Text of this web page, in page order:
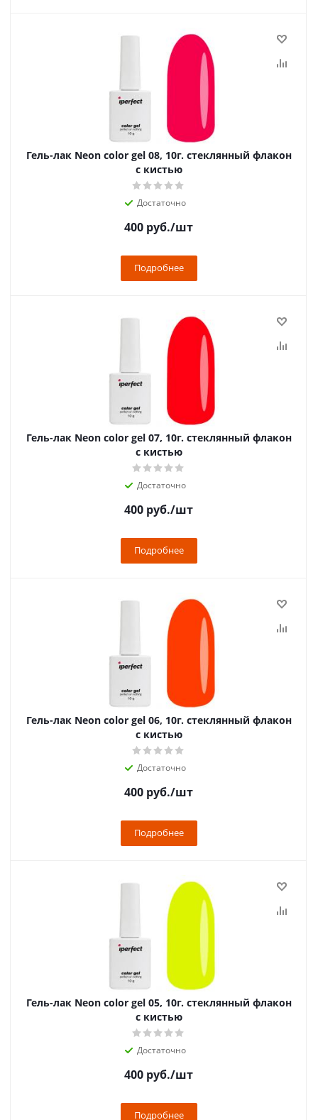
Гель-лак Neon color gel 08, 10г. стеклянный флакон
с кистью
Достаточно
400 руб./шт
Подробнее
Гель-лак Neon color gel 07, 10г. стеклянный флакон
с кистью
Достаточно
400 руб./шт
Подробнее
Гель-лак Neon color gel 06, 10г. стеклянный флакон
с кистью
Достаточно
400 руб./шт
Подробнее
Гель-лак Neon color gel 05, 10г. стеклянный флакон
с кистью
Достаточно
400 руб./шт
Подробнее